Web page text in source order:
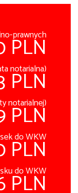
prawnych
PLN
notarialna)
PLN
notarialnej)
PLN
do WKW
PLN
do WKW
PLN